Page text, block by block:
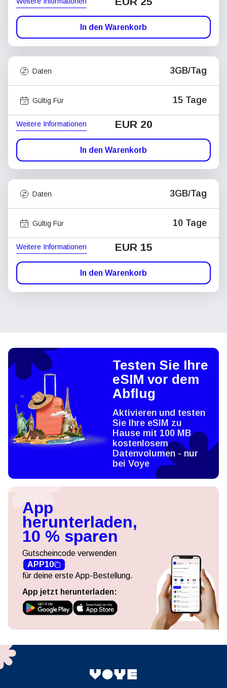
In den Warenkorb
Daten 3GB/Tag
Gültig Für 15 Tage
Weitere Informationen EUR 20
In den Warenkorb
Daten 3GB/Tag
Gültig Für 10 Tage
Weitere Informationen EUR 15
In den Warenkorb
Testen Sie Ihre
eSIM vor dem
Abflug
Aktivieren und testen
Sie Ihre eSIM zu
Hause mit 100 MB
kostenlosem
Datenvolumen - nur
bei Voye
App
herunterladen,
10 % sparen
Gutscheincode verwenden
APP10
für deine erste App-Bestellung.
App jetzt herunterladen: